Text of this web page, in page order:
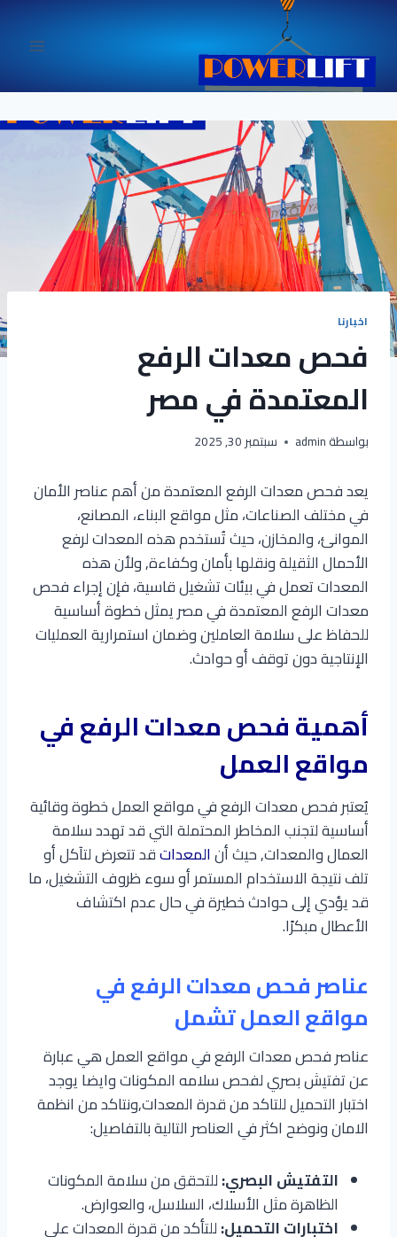
المحتوى
اخبارنا
فحص معدات الرفع
المعتمدة في مصر
بواسطةadmin سبتمبر 30, 2025
يعد فحص معدات الرفع المعتمدة من أهم عناصر الأمان
في مختلف الصناعات، مثل مواقع البناء، المصانع،
الموانئ، والمخازن، حيث تُستخدم هذه المعدات لرفع
الأحمال الثقيلة ونقلها بأمان وكفاءة, ولأن هذه
المعدات تعمل في بيئات تشغيل قاسية، فإن إجراء فحص
معدات الرفع المعتمدة في مصر يمثل خطوة أساسية
للحفاظ على سلامة العاملين وضمان استمرارية العمليات
الإنتاجية دون توقف أو حوادث.
أهمية فحص معدات الرفع في
مواقع العمل
يُعتبر فحص معدات الرفع في مواقع العمل خطوة وقائية
أساسية لتجنب المخاطر المحتملة التي قد تهدد سلامة
العمال والمعدات, حيث أنالمعداتقد تتعرض لتآكل أو
تلف نتيجة الاستخدام المستمر أو سوء ظروف التشغيل، ما
قد يؤدي إلى حوادث خطيرة في حال عدم اكتشاف
الأعطال مبكرًا.
عناصر فحص معدات الرفع في
مواقع العمل تشمل
عناصر فحص معدات الرفع في مواقع العمل هي عبارة
عن تفتيش بصري لفحص سلامه المكونات وايضا يوجد
اختبار التحميل للتاكد من قدرة المعدات,ونتاكد من انظمة
الامان ونوضح اكثر في العناصر التالية بالتفاصيل:
التفتيش البصري:للتحقق من سلامة المكونات
الظاهرة مثل الأسلاك، السلاسل، والعوارض.
اختبارات التحميل:للتأكد من قدرة المعدات على